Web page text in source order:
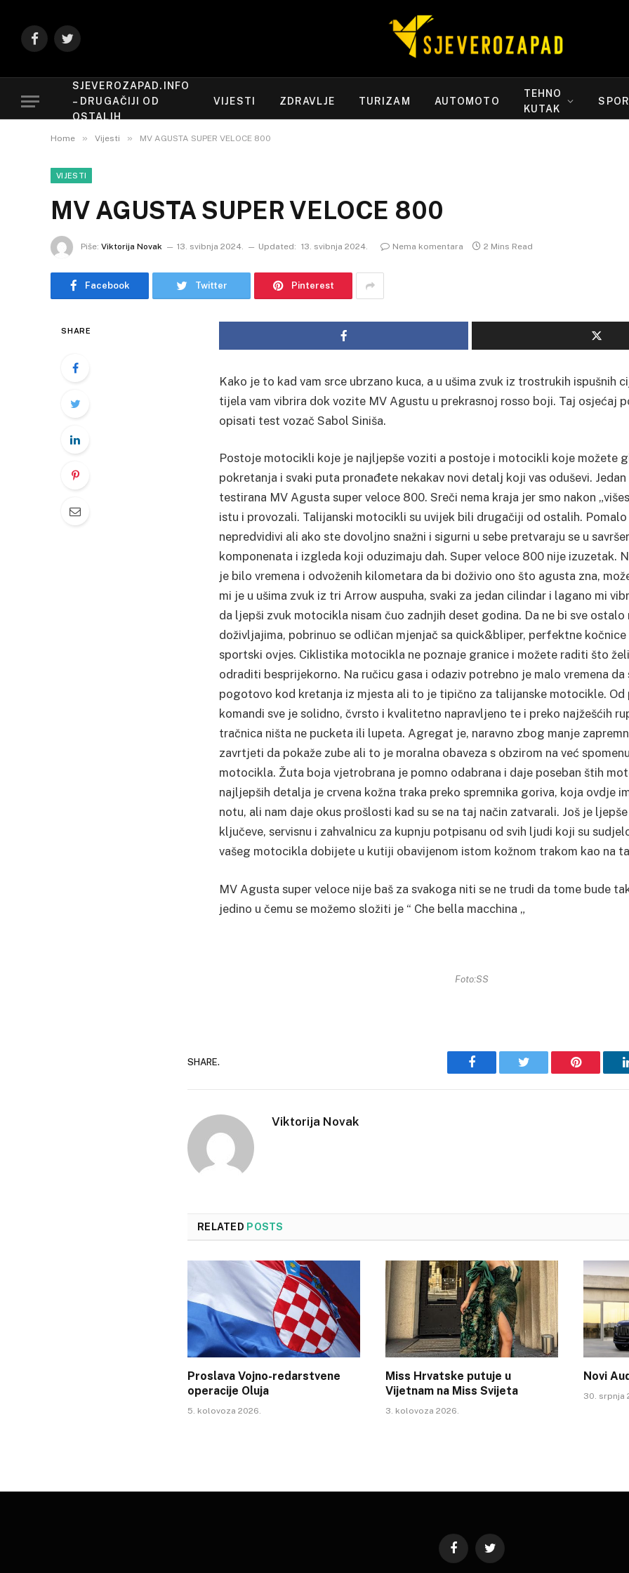
FacebookTwitter
SJEVEROZAPAD.INFO
– DRUGAČIJI OD
OSTALIH
VIJESTI ZDRAVLJE TURIZAM AUTOMOTO
TEHNO
KUTAK
Home » Vijesti » MV AGUSTA SUPER VELOCE 800
VIJESTI
MV AGUSTA SUPER VELOCE 800
Piše: Viktorija Novak 13. svibnja 2024. Updated: 13. svibnja 2024. Nema komentara 2 Mins Read
Facebook Twitter Pinterest
SHARE
Kako je to kad vam srce ubrzano kuca, a u ušima zvuk iz trostrukih ispušnih
tijela vam vibrira dok vozite MV Agustu u prekrasnoj rosso boji. Taj osjećaj
opisati test vozač Sabol Siniša.
Postoje motocikli koje je najljepše voziti a postoje i motocikli koje možete
pokretanja i svaki puta pronađete nekakav novi detalj koji vas oduševi.
testirana MV Agusta super veloce 800. Sreči nema kraja jer smo nakon
istu i provozali. Talijanski motocikli su uvijek bili drugačiji od ostalih.
nepredvidivi ali ako ste dovoljno snažni i sigurni u sebe pretvaraju se u
komponenata i izgleda koji oduzimaju dah. Super veloce 800 nije izuzetak.
je bilo vremena i odvoženih kilometara da bi doživio ono što agusta zna,
mi je u ušima zvuk iz tri Arrow auspuha, svaki za jedan cilindar i lagano mi
da ljepši zvuk motocikla nisam čuo zadnjih deset godina. Da ne bi sve ostalo
doživljajima, pobrinuo se odličan mjenjač sa quick&bliper, perfektne
sportski ovjes. Ciklistika motocikla ne poznaje granice i možete raditi što
odraditi besprijekorno. Na ručicu gasa i odaziv potrebno je malo vremena da
pogotovo kod kretanja iz mjesta ali to je tipično za talijanske motocikle. Od
komandi sve je solidno, čvrsto i kvalitetno napravljeno te i preko najžešćih
tračnica ništa ne pucketa ili lupeta. Agregat je, naravno zbog manje
zavrtjeti da pokaže zube ali to je moralna obaveza s obzirom na već
motocikla. Žuta boja vjetrobrana je pomno odabrana i daje poseban štih
najljepših detalja je crvena kožna traka preko spremnika goriva, koja ovdje
notu, ali nam daje okus prošlosti kad su se na taj način zatvarali. Još je
ključeve, servisnu i zahvalnicu za kupnju potpisanu od svih ljudi koji su
vašeg motocikla dobijete u kutiji obavijenom istom kožnom trakom kao na
MV Agusta super veloce nije baš za svakoga niti se ne trudi da tome bude
jedino u čemu se možemo složiti je “ Che bella macchina „
Foto:SS
SHARE. Facebook Twitter Pinterest
Viktorija Novak
RELATED POSTS
Proslava Vojno-redarstvene
operacije Oluja
5. kolovoza 2026.
Miss Hrvatske putuje u
Vijetnam na Miss Svijeta
3. kolovoza 2026.
Novi
30. srpnja
FacebookTwitter